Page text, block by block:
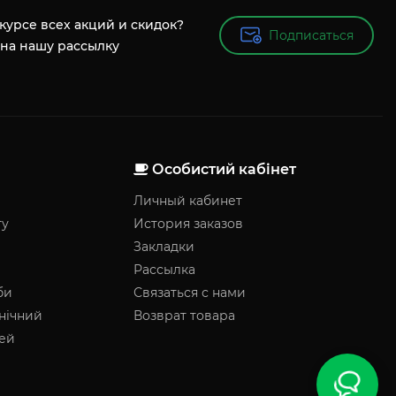
всех акций и скидок?
нашу рассылку
Подписаться
Подписаться
Особистий кабінет
Личный кабинет
История заказов
Закладки
Рассылка
Связаться с нами
Возврат товара